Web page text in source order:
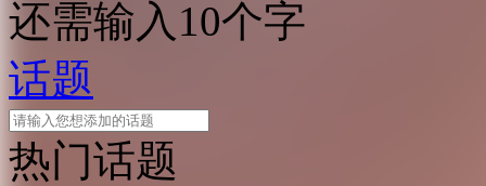
还需输入10个字
话题
热门话题